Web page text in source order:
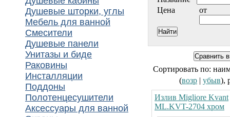
Душевые шторки, углы
Мебель для ванной
Смесители
Душевые панели
Унитазы и биде
Раковины
Инсталляции
Поддоны
Полотенцесушители
Аксессуары для ванной
Цена
от
Сортировать по:
(возр | убыв),
Излив Migliore Kvant
ML.KVT-2704 хром